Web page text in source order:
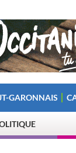
GARONNAIS